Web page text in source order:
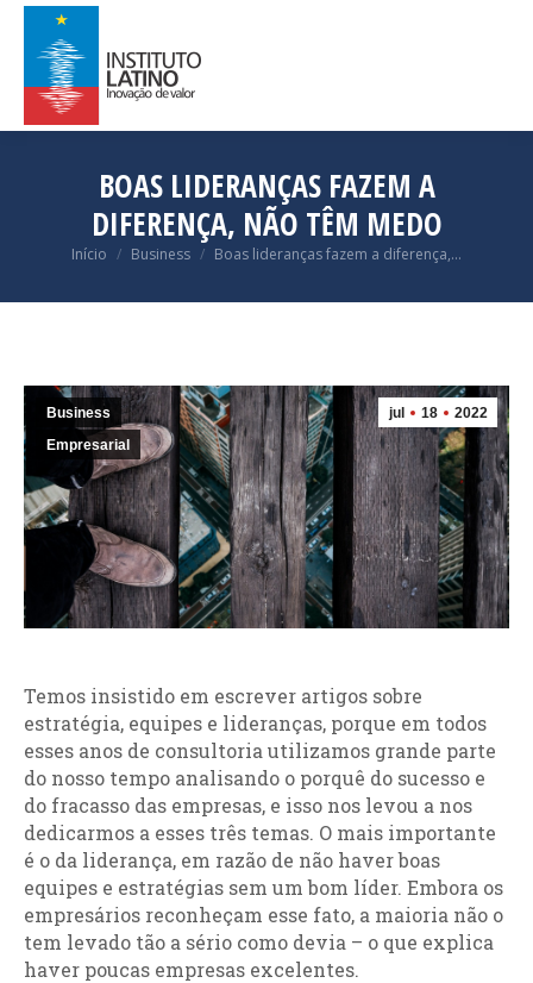
BOAS LIDERANÇAS FAZEM A
DIFERENÇA, NÃO TÊM MEDO
Você está aqui:
Início Business Boas lideranças fazem a diferença,…
jul 18 2022
Business
Empresarial
Temos insistido em escrever artigos sobre
estratégia, equipes e lideranças, porque em todos
esses anos de consultoria utilizamos grande parte
do nosso tempo analisando o porquê do sucesso e
do fracasso das empresas, e isso nos levou a nos
dedicarmos a esses três temas. O mais importante
é o da liderança, em razão de não haver boas
equipes e estratégias sem um bom líder. Embora os
empresários reconheçam esse fato, a maioria não o
tem levado tão a sério como devia – o que explica
haver poucas empresas excelentes.